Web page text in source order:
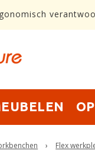
› Flex